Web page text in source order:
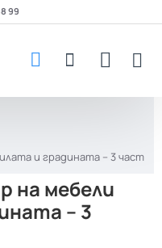
99
и градината – 3 част
на мебели
– 3